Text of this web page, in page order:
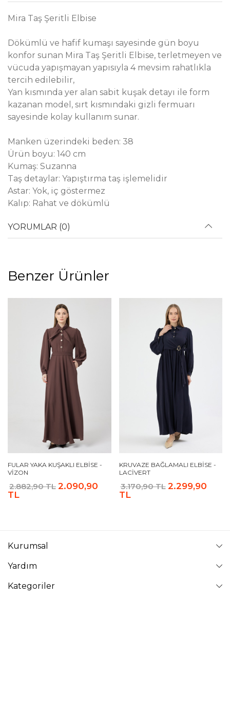
Mira Taş Şeritli Elbise
Dökümlü ve hafif kumaşı sayesinde gün boyu
konfor sunan Mira Taş Şeritli Elbise, terletmeyen ve
vücuda yapışmayan yapısıyla 4 mevsim rahatlıkla
tercih edilebilir,
Yan kısmında yer alan sabit kuşak detayı ile form
kazanan model, sırt kısmındaki gizli fermuarı
sayesinde kolay kullanım sunar.
Manken üzerindeki beden: 38
Ürün boyu: 140 cm
Kumaş: Suzanna
Taş detaylar: Yapıştırma taş işlemelidir
Astar: Yok, iç göstermez
Kalıp: Rahat ve dökümlü
YORUMLAR (0)
Benzer Ürünler
FULAR YAKA KUŞAKLI ELBISE -
VIZON
2.882,90 TL 2.090,90
TL
KRUVAZE BAĞLAMALI ELBISE -
LACIVERT
3.170,90 TL 2.299,90
TL
Kurumsal
Yardım
Kategoriler